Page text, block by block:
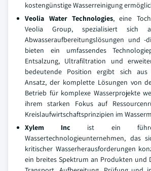
kostengünstige Wasserreinigung
Veolia Water Technologies, eine
Veolia Group, spezialisiert sich
Abwasseraufbereitungslösungen und -
bieten ein umfassendes
Entsalzung, Ultrafiltration und
bedeutende Position ergibt sich aus
Ansatz, der komplette Lösungen von
Betrieb für komplexe Wasserprojekte
ihrem starken Fokus auf
Kreislaufwirtschaftsprinzipien im
Xylem Inc ist ein
Wassertechnologieunternehmen, das
kritischer Wasserherausforderungen
ein breites Spektrum an Produkten und